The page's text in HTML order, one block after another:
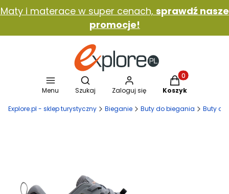
Maty i materace w super cenach, sprawdź nasze
promocje!
Menu
Otwórz wyszukiwarkę
Szukaj Zaloguj się
Produkty w
Koszyk
Explore.pl - sklep turystyczny Bieganie Buty do biegania Buty do